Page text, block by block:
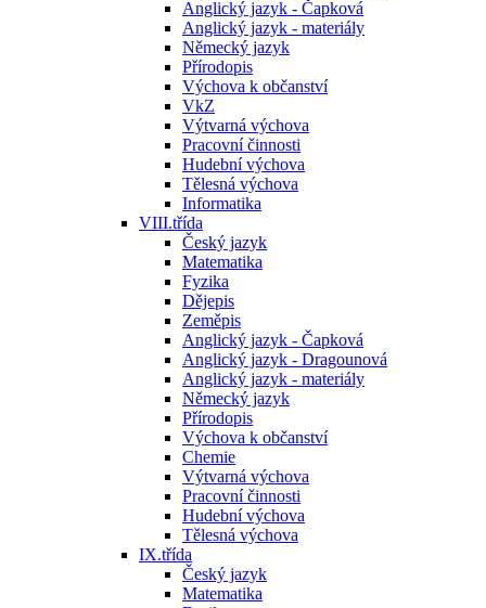
Anglický jazyk - Čapková
Anglický jazyk - materiály
Německý jazyk
Přírodopis
Výchova k občanství
VkZ
Výtvarná výchova
Pracovní činnosti
Hudební výchova
Tělesná výchova
Informatika
VIII.třída
Český jazyk
Matematika
Fyzika
Dějepis
Zeměpis
Anglický jazyk - Čapková
Anglický jazyk - Dragounová
Anglický jazyk - materiály
Německý jazyk
Přírodopis
Výchova k občanství
Chemie
Výtvarná výchova
Pracovní činnosti
Hudební výchova
Tělesná výchova
IX.třída
Český jazyk
Matematika